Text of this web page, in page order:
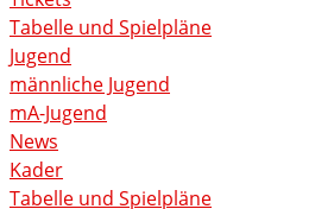
Tabelle und Spielpläne
Jugend
männliche Jugend
mA-Jugend
News
Kader
Tabelle und Spielpläne